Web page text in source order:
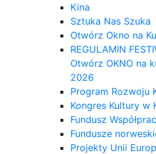
Kina
Sztuka Nas Szuka
Otwórz Okno na
REGULAMIN
Otwórz OKNO na
2026
Program Rozwoju
Kongres Kultury w
Fundusz
Fundusze
Projekty Unii